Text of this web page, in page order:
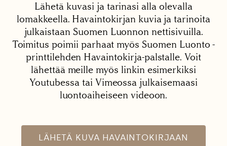
Lähetä kuvasi ja tarinasi alla olevalla
lomakkeella. Havaintokirjan kuvia ja tarinoita
julkaistaan Suomen Luonnon nettisivuilla.
Toimitus poimii parhaat myös Suomen Luonto -
printtilehden Havaintokirja-palstalle. Voit
lähettää meille myös linkin esimerkiksi
Youtubessa tai Vimeossa julkaisemaasi
luontoaiheiseen videoon.
LÄHETÄ KUVA HAVAINTOKIRJAAN